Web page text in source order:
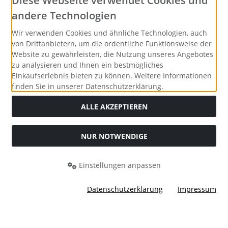
Alle Preise inkl. gesetzl. MwSt. zzgl.Versandkosten
durchgestrichenen Preise entsprechen dem bisherigen Preis
Merrys Bastelstübchen - Der kreative Shop für Bastelfans. ©
andere Technologien
Wir verwenden Cookies und ähnliche Technologien, auch
von Drittanbietern, um die ordentliche Funktionsweise der
Website zu gewährleisten, die Nutzung unseres Angebotes
zu analysieren und Ihnen ein bestmögliches
Einkaufserlebnis bieten zu können. Weitere Informationen
finden Sie in unserer Datenschutzerklärung.
ALLE AKZEPTIEREN
NUR NOTWENDIGE
Einstellungen anpassen
Datenschutzerklärung Impressum